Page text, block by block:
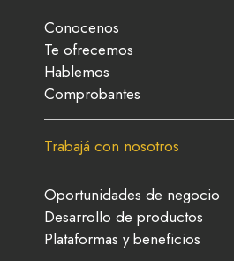
Conocenos
Te ofrecemos
Hablemos
Comprobantes
Trabajá con nosotros
Oportunidades de negocio
Desarrollo de productos
Plataformas y beneficios